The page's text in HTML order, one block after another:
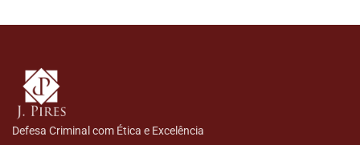
Defesa Criminal com Ética e Excelência